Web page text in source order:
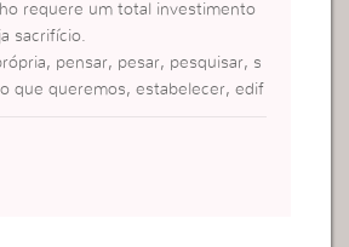
requere um total investimento
sacrifício.
pensar, pesar, pesquisar, s
que queremos, estabelecer, edif